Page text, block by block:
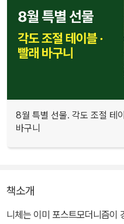
8월 특별 선물. 각도 조절 테
바구니
책소개
니체는 이미 포스트모더니즘이